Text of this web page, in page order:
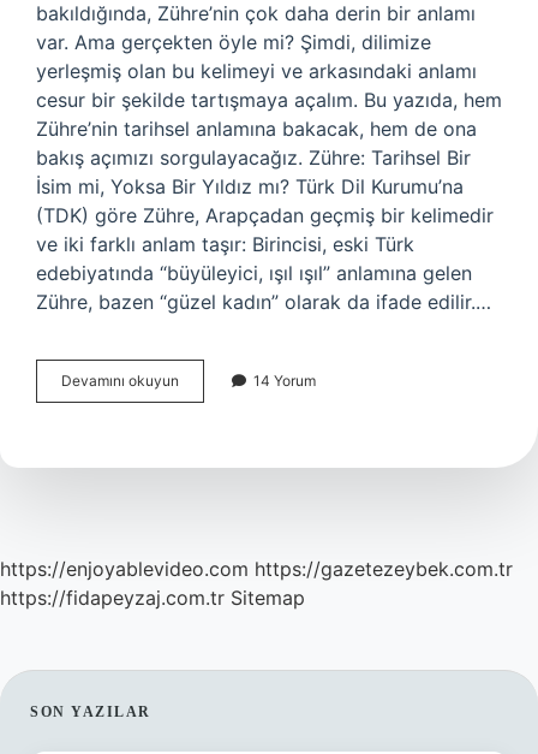
bakıldığında, Zühre’nin çok daha derin bir anlamı
var. Ama gerçekten öyle mi? Şimdi, dilimize
yerleşmiş olan bu kelimeyi ve arkasındaki anlamı
cesur bir şekilde tartışmaya açalım. Bu yazıda, hem
Zühre’nin tarihsel anlamına bakacak, hem de ona
bakış açımızı sorgulayacağız. Zühre: Tarihsel Bir
İsim mi, Yoksa Bir Yıldız mı? Türk Dil Kurumu’na
(TDK) göre Zühre, Arapçadan geçmiş bir kelimedir
ve iki farklı anlam taşır: Birincisi, eski Türk
edebiyatında “büyüleyici, ışıl ışıl” anlamına gelen
Zühre, bazen “güzel kadın” olarak da ifade edilir.…
Devamını okuyun
ne
?
14 Yorum
https://enjoyablevideo.com https://gazetezeybek.com.tr
https://fidapeyzaj.com.tr Sitemap
SIDEBAR
SON YAZILAR